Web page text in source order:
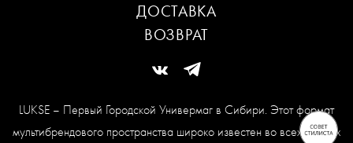
LUKSE – Первый Городской Универмаг в Сибири. Этот формат
мультибрендового пространства широко известен во всех модных
ДОСТАВКА
ВОЗВРАТ